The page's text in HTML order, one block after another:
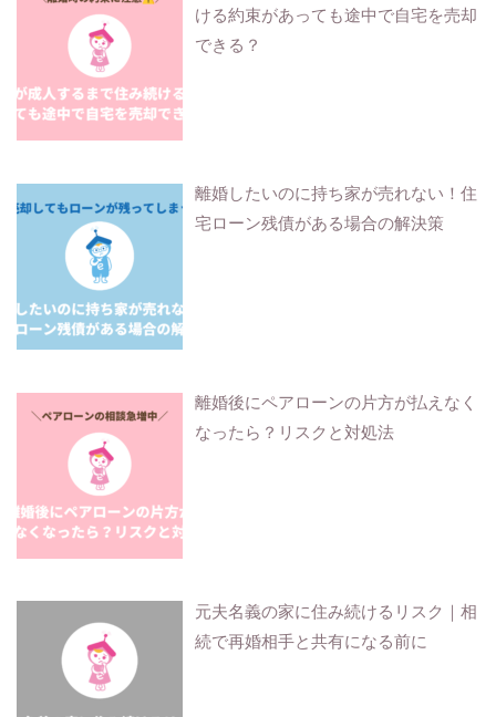
ける約束があっても途中で自宅を売却
できる？
離婚したいのに持ち家が売れない！住
宅ローン残債がある場合の解決策
離婚後にペアローンの片方が払えなく
なったら？リスクと対処法
元夫名義の家に住み続けるリスク｜相
続で再婚相手と共有になる前に